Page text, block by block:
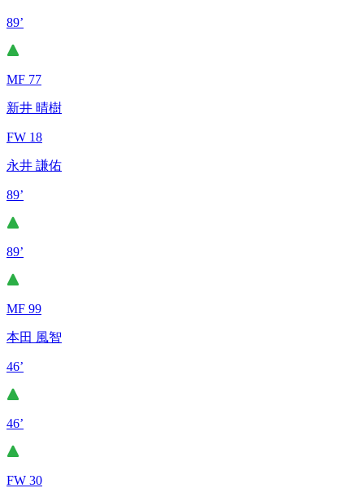
89’
MF 77
新井 晴樹
FW 18
永井 謙佑
89’
89’
MF 99
本田 風智
46’
46’
FW 30